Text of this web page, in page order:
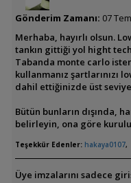
Gönderim Zamanı: 07
Merhaba, hayırlı olsun.
tankın gittiği yol hight
Tabanda monte carlo
kullanmanız şartlarınızı
dahil ettiğinizde üst
Bütün bunların dışında,
belirleyin, ona göre
Teşekkür Edenler: hakaya0107,
Üye imzalarını sadece